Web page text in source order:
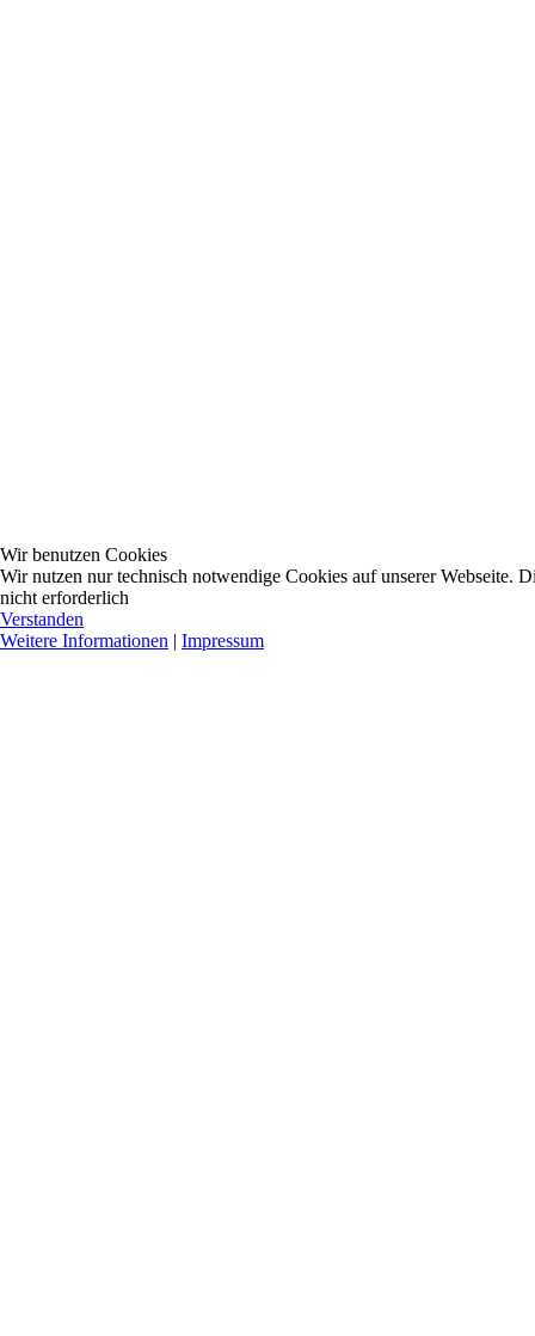
Wir benutzen Cookies
Wir nutzen nur technisch notwendige Cookies auf unserer Webseite.
nicht erforderlich
Verstanden
Weitere Informationen | Impressum